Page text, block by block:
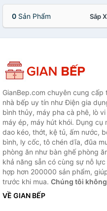
0 Sản Phẩm Sắp
GianBep.com chuyên cung
nhà bếp uy tín như Điện gia
bình thủy, máy pha cà phê, lò
máy ép, máy hút khói. Dụng cụ
dao kéo, thớt, kệ tủ, ấm nước,
bình, ly cốc, tô chén dĩa, đũa
phòng ăn như bàn ghế phòng
khả năng sẵn có cùng sự nỗ
hợp hơn 200000 sản phẩm,
trước khi mua. Chúng tôi
VỀ GIAN BẾP